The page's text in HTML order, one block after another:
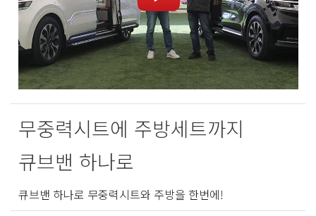
무중력시트에 주방세트까지
큐브밴 하나로
큐브밴 하나로 무중력시트와 주방을 한번에!